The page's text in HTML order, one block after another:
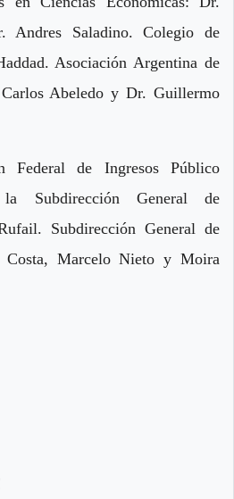
Andres Saladino. Colegio de
Asociación Argentina de
Abeledo y Dr. Guillermo
Federal de Ingresos Público
Subdirección General de
Subdirección General de
Costa, Marcelo Nieto y Moira